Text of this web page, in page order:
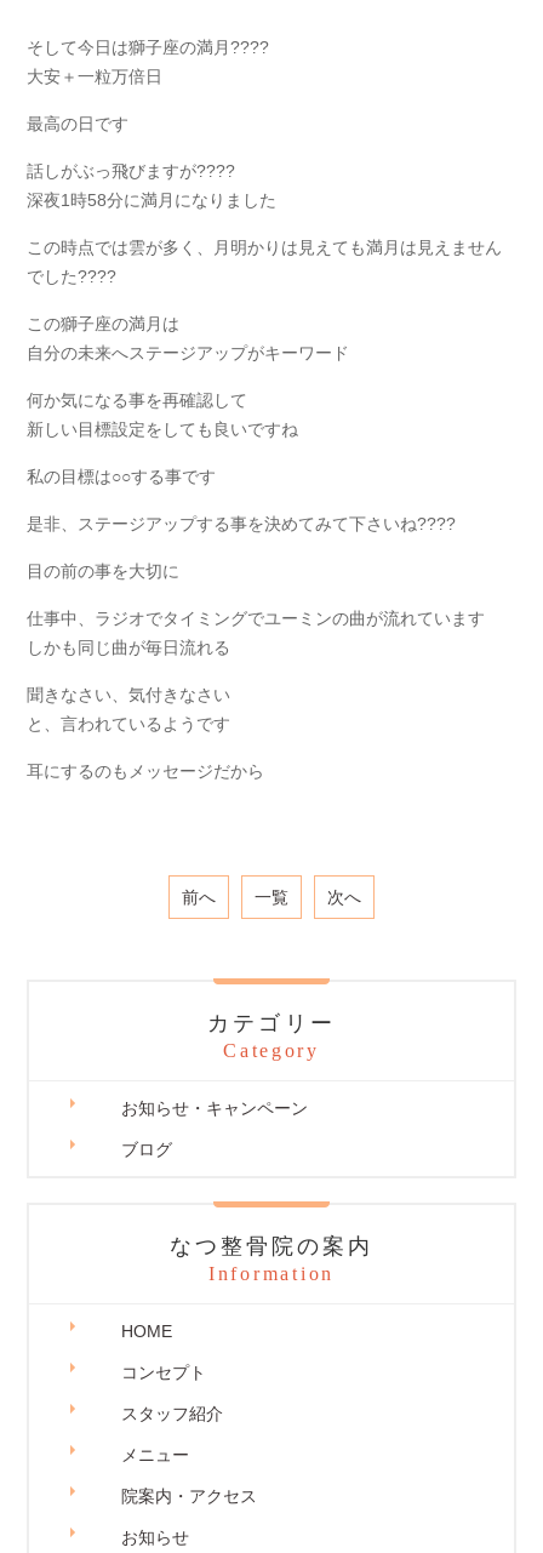
そして今日は獅子座の満月????
大安＋一粒万倍日
最高の日です
話しがぶっ飛びますが????
深夜1時58分に満月になりました
この時点では雲が多く、月明かりは見えても満月は見えません
でした????
この獅子座の満月は
自分の未来へステージアップがキーワード
何か気になる事を再確認して
新しい目標設定をしても良いですね
私の目標は○○する事です
是非、ステージアップする事を決めてみて下さいね????
目の前の事を大切に
仕事中、ラジオでタイミングでユーミンの曲が流れています
しかも同じ曲が毎日流れる
聞きなさい、気付きなさい
と、言われているようです
耳にするのもメッセージだから
前へ 一覧 次へ
カテゴリー
Category
お知らせ・キャンペーン
ブログ
なつ整骨院の案内
Information
HOME
コンセプト
スタッフ紹介
メニュー
院案内・アクセス
お知らせ